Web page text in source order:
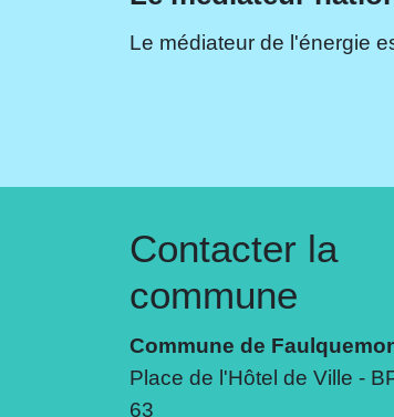
Le médiateur de l'énergie
Contacter la
commune
Commune de
Place de l'Hôtel de Ville -
63